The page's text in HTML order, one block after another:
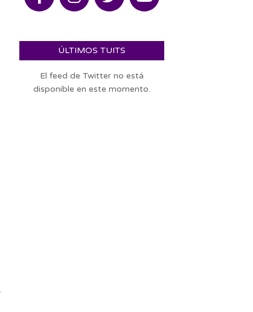
ÚLTIMOS TUITS
El feed de Twitter no está
disponible en este momento.